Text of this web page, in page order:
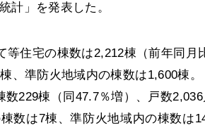
計」を発表した。
住宅の棟数は2,212棟（前年同月
、準防火地域内の棟数は1,600棟。
229棟（同47.7％増）、戸数2,036
数は7棟、準防火地域内の棟数は